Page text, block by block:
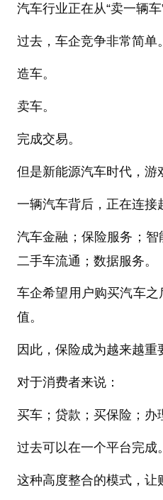
汽车行业正在从“卖一辆
过去，车企竞争非常简单。
造车。
卖车。
完成交易。
但是新能源汽车时代，游
一辆汽车背后，正在连接
汽车金融；保险服务；智
二手车流通；数据服务。
车企希望用户购买汽车
值。
因此，保险成为越来越重
对于消费者来说：
买车；贷款；买保险；办
过去可以在一个平台完成。
这种高度整合的模式，让